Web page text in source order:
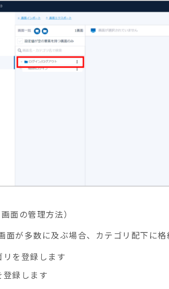
面の管理方法）
面が多数に及ぶ場合、カテゴリ配下に
リを登録します
登録します